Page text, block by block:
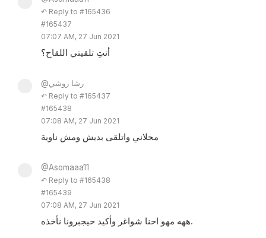
↶ Reply to #165436
#165437
07:07 AM, 27 Jun 2021
أنتِ تلقيتي اللقاح؟
@رشا روشي
↶ Reply to #165437
#165438
07:08 AM, 27 Jun 2021
محلاني واتلقى بديش ومش ناوية
@Asomaaa11
↶ Reply to #165438
#165439
07:08 AM, 27 Jun 2021
ههه مهو احنا شواغر وأكيد حيجبرونا نأخذه.